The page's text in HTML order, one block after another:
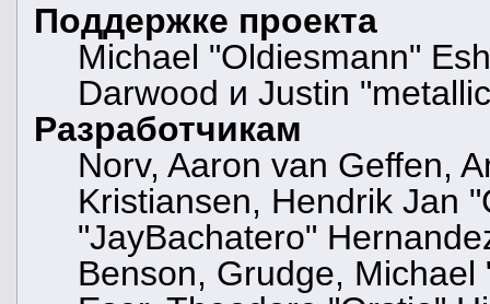
Поддержке проекта
Michael "Oldiesmann"
Darwood и Justin
Разработчикам
Norv, Aaron van Geffen,
Kristiansen, Hendrik Jan
"JayBachatero"
Benson, Grudge,